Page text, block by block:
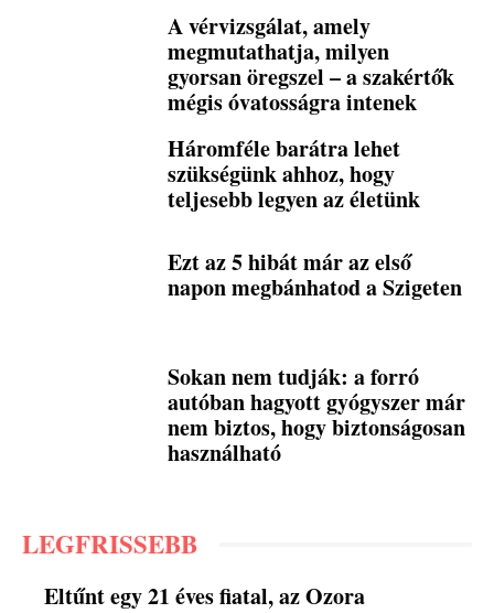
A vérvizsgálat, amely
megmutathatja, milyen
gyorsan öregszel – a szakértők
mégis óvatosságra intenek
Háromféle barátra lehet
szükségünk ahhoz, hogy
teljesebb legyen az életünk
Ezt az 5 hibát már az első
napon megbánhatod a Szigeten
Sokan nem tudják: a forró
autóban hagyott gyógyszer már
nem biztos, hogy biztonságosan
használható
LEGFRISSEBB
Eltűnt egy 21 éves fiatal, az Ozora